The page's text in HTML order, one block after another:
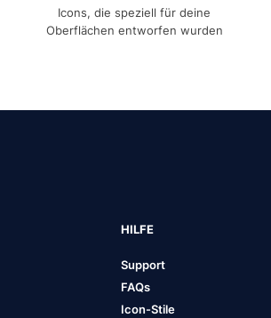
Icons, die speziell für deine
Oberflächen entworfen wurden
HILFE
Support
FAQs
Icon-Stile